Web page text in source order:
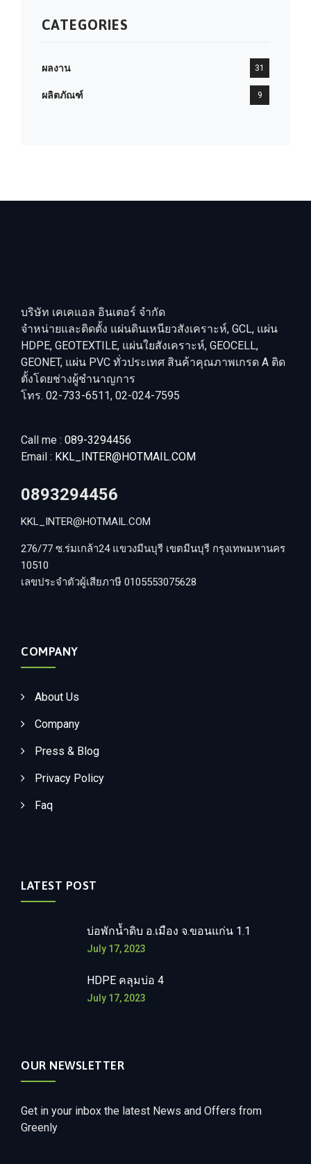
CATEGORIES
ผลงาน 31
ผลิตภัณฑ์ 9
บริษัท เคเคแอล อินเตอร์ จำกัด
จำหน่ายและติดตั้ง แผ่นดินเหนียวสังเคราะห์, GCL, แผ่น
HDPE, GEOTEXTILE, แผ่นใยสังเคราะห์, GEOCELL,
GEONET, แผ่น PVC ทั่วประเทศ สินค้าคุณภาพเกรด A ติด
ตั้งโดยช่างผู้ชำนาญการ
โทร. 02-733-6511, 02-024-7595
Call me : 089-3294456
Email : KKL_INTER@HOTMAIL.COM
0893294456
KKL_INTER@HOTMAIL.COM
276/77 ซ.ร่มเกล้า24 แขวงมีนบุรี เขตมีนบุรี กรุงเทพมหานคร
10510
เลขประจำตัวผู้เสียภาษี 0105553075628
COMPANY
About Us
Company
Press & Blog
Privacy Policy
Faq
LATEST POST
บ่อพักน้ำดิบ อ.เมือง จ.ขอนแก่น 1.1
July 17, 2023
HDPE คลุมบ่อ 4
July 17, 2023
OUR NEWSLETTER
Get in your inbox the latest News and Offers from
Greenly